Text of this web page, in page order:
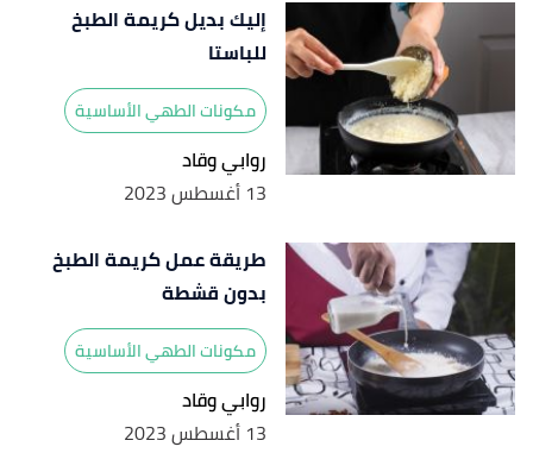
إليك بديل كريمة الطبخ
للباستا
مكونات الطهي الأساسية
روابي وقاد
13 أغسطس 2023
طريقة عمل كريمة الطبخ
بدون قشطة
مكونات الطهي الأساسية
روابي وقاد
13 أغسطس 2023